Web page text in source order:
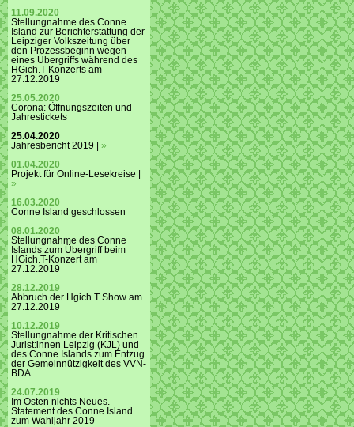
11.09.2020
Stellungnahme des Conne
Island zur Berichterstattung der
Leipziger Volkszeitung über
den Prozessbeginn wegen
eines Übergriffs während des
HGich.T-Konzerts am
27.12.2019
25.05.2020
Corona: Öffnungszeiten und
Jahrestickets
25.04.2020
Jahresbericht 2019 | »
01.04.2020
Projekt für Online-Lesekreise |
»
16.03.2020
Conne Island geschlossen
08.01.2020
Stellungnahme des Conne
Islands zum Übergriff beim
HGich.T-Konzert am
27.12.2019
28.12.2019
Abbruch der Hgich.T Show am
27.12.2019
10.12.2019
Stellungnahme der Kritischen
Jurist:innen Leipzig (KJL) und
des Conne Islands zum Entzug
der Gemeinnützigkeit des VVN-
BDA
24.07.2019
Im Osten nichts Neues.
Statement des Conne Island
zum Wahljahr 2019